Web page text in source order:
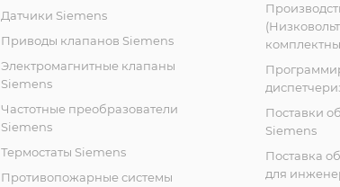
Датчики Siemens
Приводы клапанов Siemens
Электромагнитные клапаны
Siemens
Частотные преобразователи
Siemens
Термостаты Siemens
Противопожарные системы
Поставки
Siemens
Поставка
для